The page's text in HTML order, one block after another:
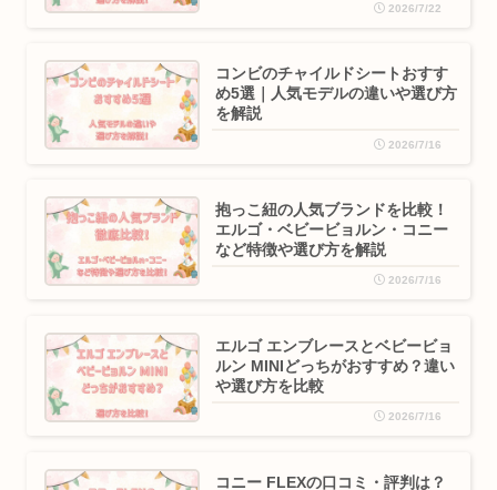
2026/7/22
コンビのチャイルドシートおすす
め5選｜人気モデルの違いや選び方
を解説
2026/7/16
抱っこ紐の人気ブランドを比較！
エルゴ・ベビービョルン・コニー
など特徴や選び方を解説
2026/7/16
エルゴ エンブレースとベビービョ
ルン MINIどっちがおすすめ？違い
や選び方を比較
2026/7/16
コニー FLEXの口コミ・評判は？